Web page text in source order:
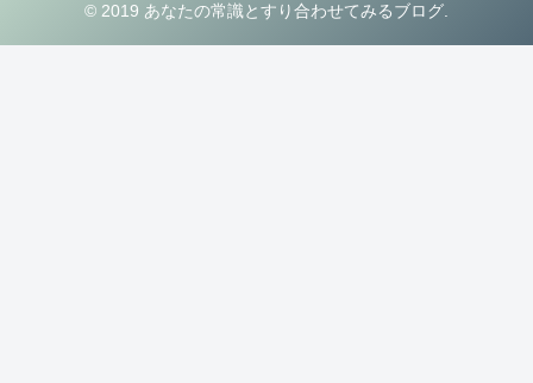
© 2019 あなたの常識とすり合わせてみるブログ.